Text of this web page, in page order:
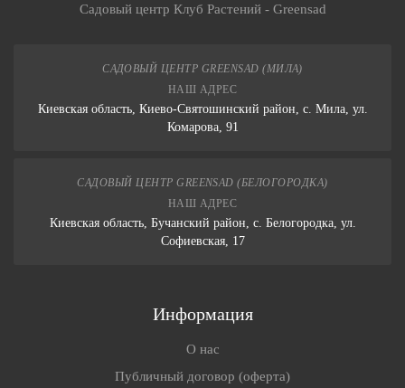
Садовый центр Клуб Растений - Greensad
САДОВЫЙ ЦЕНТР GREENSAD (МИЛА)
НАШ АДРЕС
Киевская область, Киево-Святошинский район, с. Мила, ул.
Комарова, 91
САДОВЫЙ ЦЕНТР GREENSAD (БЕЛОГОРОДКА)
НАШ АДРЕС
Киевская область, Бучанский район, с. Белогородка, ул.
Софиевская, 17
Информация
О нас
Публичный договор (оферта)